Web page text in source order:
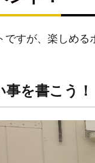
ですが、楽しめる
を書こう！